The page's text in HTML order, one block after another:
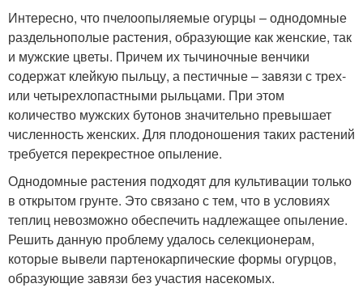
Интересно, что пчелоопыляемые огурцы – однодомные
раздельнополые растения, образующие как женские, так
и мужские цветы. Причем их тычиночные венчики
содержат клейкую пыльцу, а пестичные – завязи с трех-
или четырехлопастными рыльцами. При этом
количество мужских бутонов значительно превышает
численность женских. Для плодоношения таких растений
требуется перекрестное опыление.
Однодомные растения подходят для культивации только
в открытом грунте. Это связано с тем, что в условиях
теплиц невозможно обеспечить надлежащее опыление.
Решить данную проблему удалось селекционерам,
которые вывели партенокарпические формы огурцов,
образующие завязи без участия насекомых.